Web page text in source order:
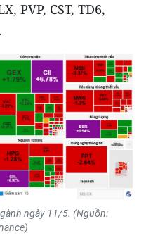
PVP, CST, TD6,
ngày 11/5. (Nguồn: